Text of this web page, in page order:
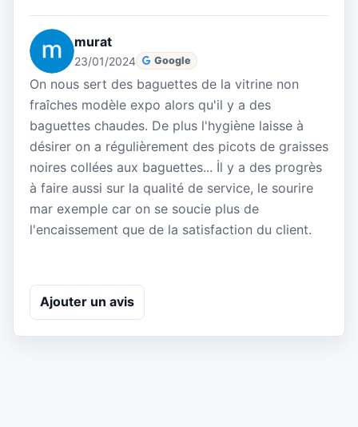
murat
23/01/2024 Google
On nous sert des baguettes de la vitrine non
fraîches modèle expo alors qu'il y a des
baguettes chaudes. De plus l'hygiène laisse à
désirer on a régulièrement des picots de graisses
noires collées aux baguettes... İl y a des progrès
à faire aussi sur la qualité de service, le sourire
mar exemple car on se soucie plus de
l'encaissement que de la satisfaction du client.
Ajouter un avis